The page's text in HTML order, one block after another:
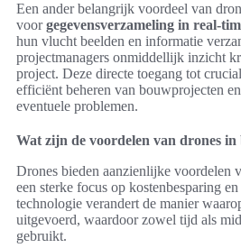
Een ander belangrijk voordeel van
voorgegevensverzameling in real-
hun vlucht beelden en informatie
projectmanagers onmiddellijk inzicht
project. Deze directe toegang tot
efficiënt beheren van bouwprojecten
eventuele problemen.
Wat zijn de voordelen van drones in
Drones bieden aanzienlijke voordelen
een sterke focus op kostenbesparing
technologie verandert de manier
uitgevoerd, waardoor zowel tijd als
gebruikt.